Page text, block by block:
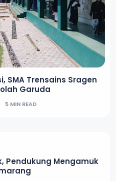
SMA Trensains Sragen
Garuda
5 MIN READ
Pendukung Mengamuk